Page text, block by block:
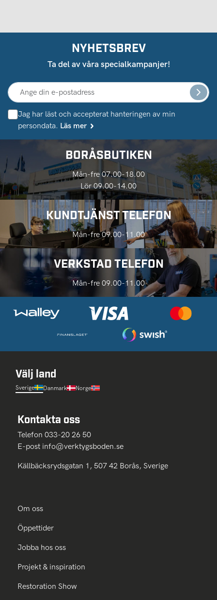
NYHETSBREV
Ta del av våra specialkampanjer!
Jag har läst och accepterat hanteringen av min
persondata. Läs mer
BORÅSBUTIKEN
Mån-fre 07.00-18.00
Lör 09.00-14.00
KUNDTJÄNST TELEFON
Mån-fre 09.00-11.00
VERKSTAD TELEFON
Mån-fre 09.00-11.00
Välj land
Sverige Danmark Norge
Kontakta oss
Telefon 033-20 26 50
E-post info@verktygsboden.se
Källbäcksrydsgatan 1, 507 42 Borås, Sverige
Om oss
Öppettider
Jobba hos oss
Projekt & inspiration
Restoration Show